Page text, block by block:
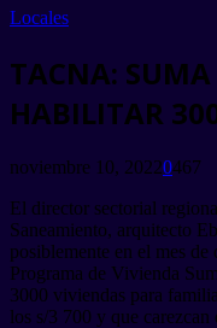
Locales
TACNA:
HABILITAR
noviembre 10, 20220467
El director sectorial
Saneamiento, arquitecto
posiblemente en el mes
Programa de Vivienda
3000 viviendas para
los s/3 700 y que